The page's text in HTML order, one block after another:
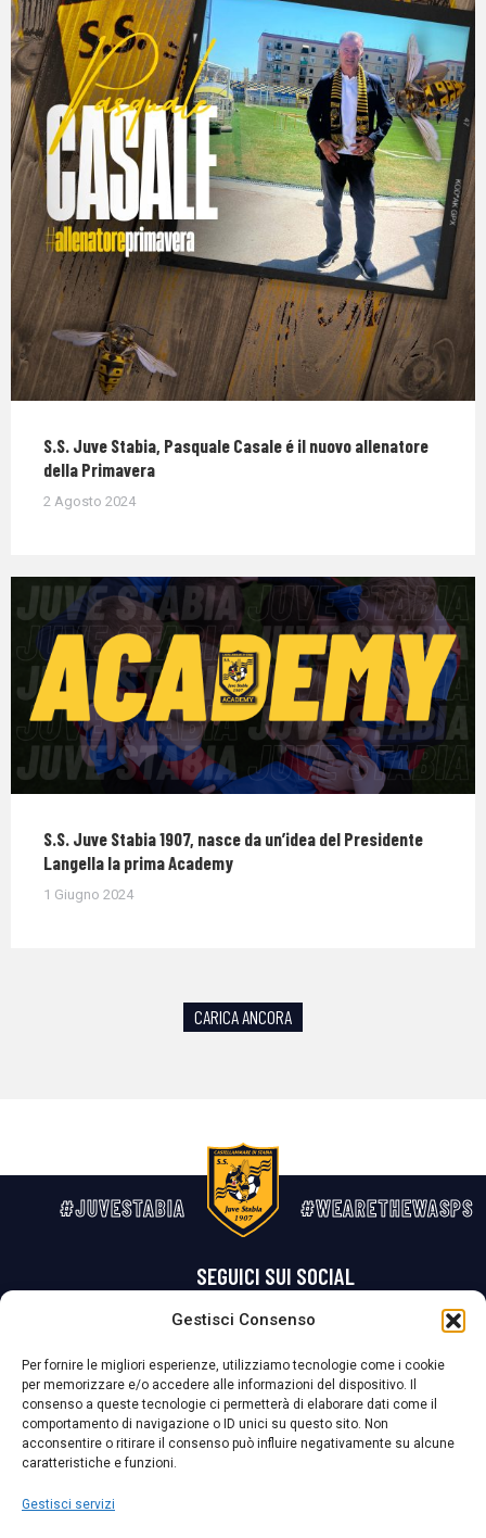
Gestisci Consenso
Per fornire le migliori esperienze, utilizziamo tecnologie come i cookie
per memorizzare e/o accedere alle informazioni del dispositivo. Il
consenso a queste tecnologie ci permetterà di elaborare dati come il
comportamento di navigazione o ID unici su questo sito. Non
acconsentire o ritirare il consenso può influire negativamente su alcune
caratteristiche e funzioni.
Gestisci servizi
S.S. Juve Stabia, Pasquale Casale é il nuovo allenatore
della Primavera
2 Agosto 2024
S.S. Juve Stabia 1907, nasce da un’idea del Presidente
Langella la prima Academy
1 Giugno 2024
CARICA ANCORA
#JUVESTABIA #WEARETHEWASPS
SEGUICI SUI SOCIAL
La Società ha nominato il Responsabile della Protezione dei Dati Personali (DPO), figura specializzata che vigila sulle modalità adottate dalla
nostra Società per tutelare i Suoi dati personali.